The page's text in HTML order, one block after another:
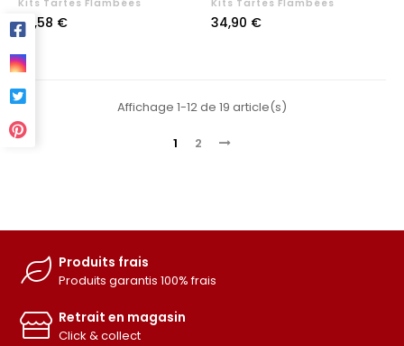
Kits Tartes Flambées
Prix
29,58 €
Kits Tartes Flambées
Prix
34,90 €
Affichage 1-12 de 19 article(s)
1 2
Produits frais
Produits garantis 100% frais
Retrait en magasin
Click & collect